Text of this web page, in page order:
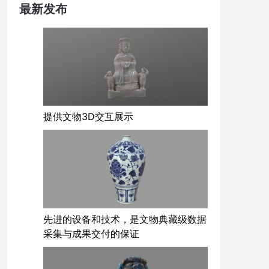
最新发布
提供文物3D交互展示
先进的设备和技术，是文物典藏级数据
采集与成果交付的保证